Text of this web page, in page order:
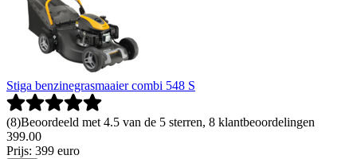
Stiga benzinegrasmaaier combi 548 S
(8)Beoordeeld met 4.5 van de 5 sterren, 8 klantbeoordelingen
399.00
Prijs: 399 euro